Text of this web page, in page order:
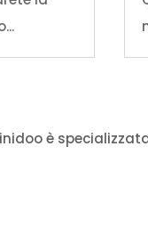
è